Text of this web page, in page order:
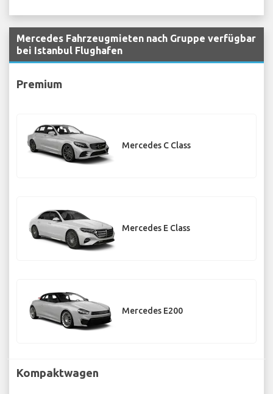
Mercedes Fahrzeugmieten nach Gruppe verfügbar
bei Istanbul Flughafen
Premium
Mercedes C Class
Mercedes E Class
Mercedes E200
Kompaktwagen